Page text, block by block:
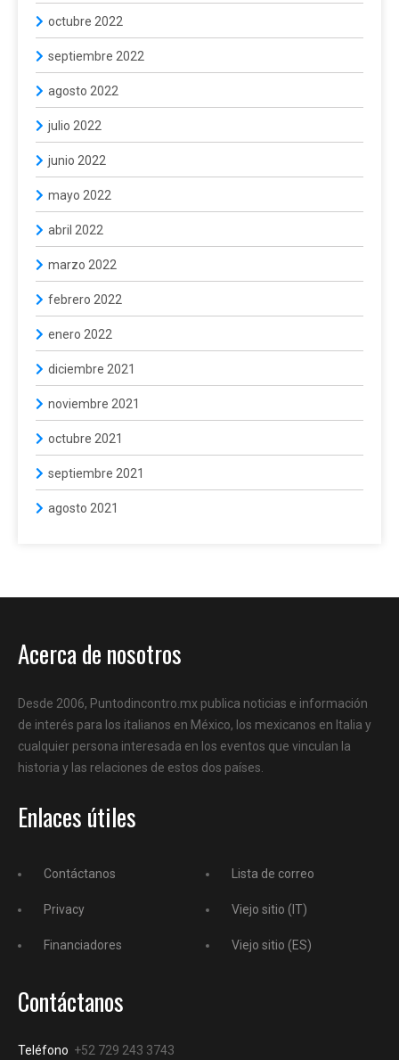
octubre 2022
septiembre 2022
agosto 2022
julio 2022
junio 2022
mayo 2022
abril 2022
marzo 2022
febrero 2022
enero 2022
diciembre 2021
noviembre 2021
octubre 2021
septiembre 2021
agosto 2021
Acerca de nosotros
Desde 2006, Puntodincontro.mx publica noticias e información
de interés para los italianos en México, los mexicanos en Italia y
cualquier persona interesada en los eventos que vinculan la
historia y las relaciones de estos dos países.
Enlaces útiles
Contáctanos
Privacy
Financiadores
Lista de correo
Viejo sitio (IT)
Viejo sitio (ES)
Contáctanos
Teléfono +52 729 243 3743